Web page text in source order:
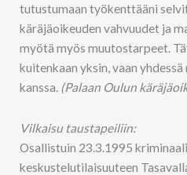
tutustumaan työkenttääni
käräjäoikeuden vahvuudet ja
myötä myös muutostarpeet.
kuitenkaan yksin, vaan
kanssa. (Palaan Oulun
Vilkaisu taustapeiliin:
Osallistuin 23.3.1995
keskustelutilaisuuteen